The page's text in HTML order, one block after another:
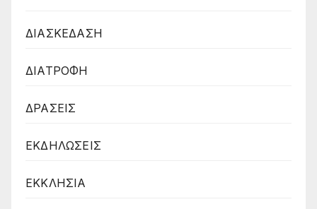
ΔΙΑΣΚΕΔΑΣΗ
ΔΙΑΤΡΟΦΗ
ΔΡΑΣΕΙΣ
ΕΚΔΗΛΩΣΕΙΣ
ΕΚΚΛΗΣΙΑ